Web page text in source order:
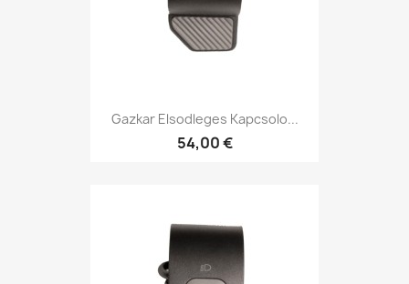
Gazkar Elsodleges Kapcsolo...
54,00 €